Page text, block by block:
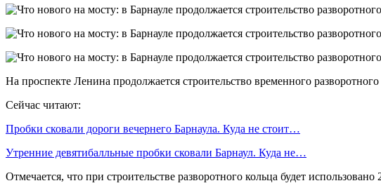
На проспекте Ленина продолжается строительство временного
Сейчас читают:
Пробки сковали дороги вечернего Барнаула. Куда не стоит…
Утренние девятибалльные пробки сковали Барнаул. Куда не…
Отмечается, что при строительстве разворотного кольца будет